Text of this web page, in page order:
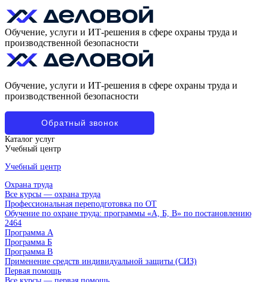
Обучение, услуги и ИТ-решения в сфере охраны труда и
производственной безопасности
Обучение, услуги и ИТ-решения в сфере охраны труда и
производственной безопасности
Обратный звонок
Каталог услуг
Учебный центр
Учебный центр
Охрана труда
Все курсы — охрана труда
Профессиональная переподготовка по ОТ
Обучение по охране труда: программы «А, Б, В» по постановлению
2464
Программа А
Программа Б
Программа В
Применение средств индивидуальной защиты (СИЗ)
Первая помощь